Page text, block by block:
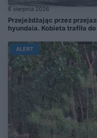
6 sierpnia 2026
Przejeżdżając przez
hyundaia. Kobieta trafiła
ALERT